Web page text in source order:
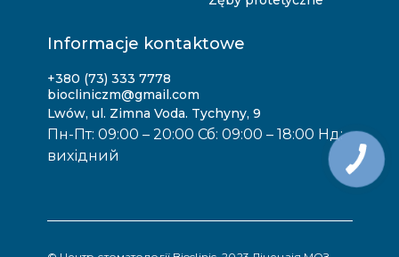
Informacje kontaktowe
+380 (73) 333 7778
biocliniczm@gmail.com
Lwów, ul. Zimna Voda. Tychyny, 9
Пн-Пт: 09:00 – 20:00 Сб: 09:00 – 18:00 Нд:
вихідний